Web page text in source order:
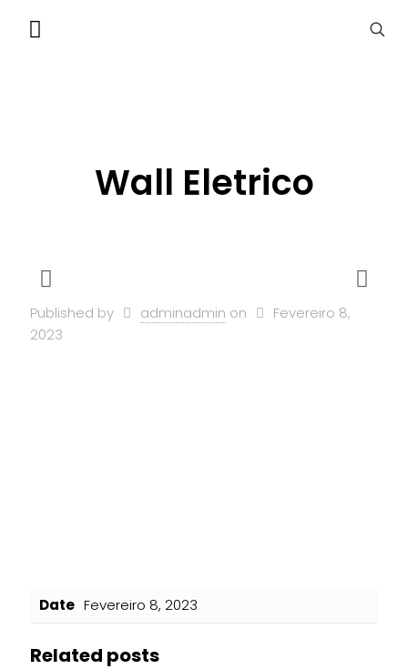
Wall Eletrico
Published by adminadmin on
Fevereiro 8,
2023
Date Fevereiro 8, 2023
Related posts